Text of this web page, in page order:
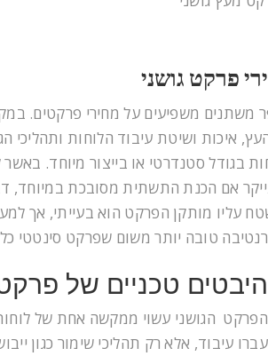
פרקט גושני
משתנים משפיעים על מחירי פרקטים.
איכות ושיטת עיבוד הלוחות ותהליכי
בגודל סטנדרטי או בייצור מיוחד.
אם הכנת התשתית מסובכת במיוחד,
עליו מותקן הפרקט הוא בעייתי, אך
טובה יותר משום שפרקט סינטטי
היבטים טכניים של
הפרקט הגושני עשוי ממקשה אחת של
עברו עיבוד, אלא רק תהליכי שימור כגון